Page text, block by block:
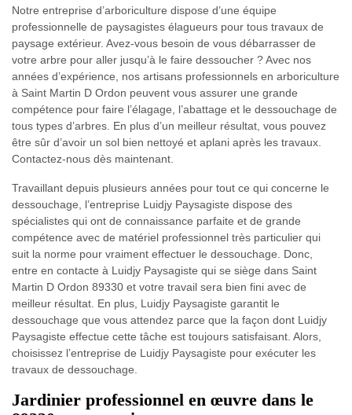
Notre entreprise d’arboriculture dispose d’une équipe
professionnelle de paysagistes élagueurs pour tous travaux de
paysage extérieur. Avez-vous besoin de vous débarrasser de
votre arbre pour aller jusqu’à le faire dessoucher ? Avec nos
années d’expérience, nos artisans professionnels en arboriculture
à Saint Martin D Ordon peuvent vous assurer une grande
compétence pour faire l’élagage, l’abattage et le dessouchage de
tous types d’arbres. En plus d’un meilleur résultat, vous pouvez
être sûr d’avoir un sol bien nettoyé et aplani après les travaux.
Contactez-nous dès maintenant.
Travaillant depuis plusieurs années pour tout ce qui concerne le
dessouchage, l’entreprise Luidjy Paysagiste dispose des
spécialistes qui ont de connaissance parfaite et de grande
compétence avec de matériel professionnel très particulier qui
suit la norme pour vraiment effectuer le dessouchage. Donc,
entre en contacte à Luidjy Paysagiste qui se siège dans Saint
Martin D Ordon 89330 et votre travail sera bien fini avec de
meilleur résultat. En plus, Luidjy Paysagiste garantit le
dessouchage que vous attendez parce que la façon dont Luidjy
Paysagiste effectue cette tâche est toujours satisfaisant. Alors,
choisissez l’entreprise de Luidjy Paysagiste pour exécuter les
travaux de dessouchage.
Jardinier professionnel en œuvre dans le